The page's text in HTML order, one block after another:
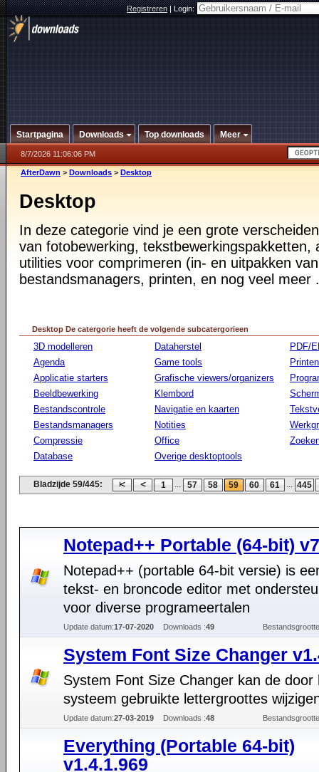
Registreren|Login:
Startpagina Downloads Top downloads Meer
8/7/2026 11:06:06 PM
AfterDawn > Downloads > Desktop
Desktop
In deze categorie vind je een grote
van fotobewerking, tekstbewerkingspakketten,
utilities voor comprimeren (in- en uitpakken
bestandsmanagers, printen, en nog veel meer
Desktop De catergorie heeft de volgende subcatergorieen
3D modelleren
Agenda
Applicatie starters
Beeldbewerking
Bestandscontrole
Bestandsmanagers
Compressie
Database
Dataherstel
Game tools
Grafische viewers/organizers
Klembord
Navigatie en kaarten
Notities
Office
Overige desktoptools
PDF/
Printen
Bladzijde 59/445: 1 ... 57 58 59 60 61 ... 445
Notepad++ Portable (64-bit)
Notepad++ (portable 64-bit versie) is
tekst- en broncode editor met
voor diverse programeertalen
Update datum:17-07-2020 Downloads :49
System Font Size Changer
System Font Size Changer kan de door
systeem gebruikte lettergroottes
Update datum:27-03-2019 Downloads :48
Everything (Portable 64-bit)
v1.4.1.969